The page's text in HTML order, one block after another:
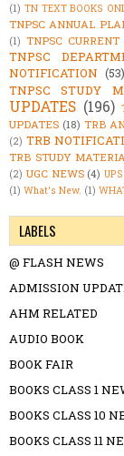
(1) TN TEXT BOOKS
TNPSC ANNUAL
(1) TNPSC
TNPSC
NOTIFICATION (53)
TNPSC STUDY
UPDATES (196)
UPDATES (18) TRB
(2) TRB
TRB STUDY
(2) UGC NEWS (4)
(1) What's New. (1)
LABELS
@ FLASH NEWS
ADMISSION
AHM RELATED
AUDIO BOOK
BOOK FAIR
BOOKS CLASS 1
BOOKS CLASS 10
BOOKS CLASS 11